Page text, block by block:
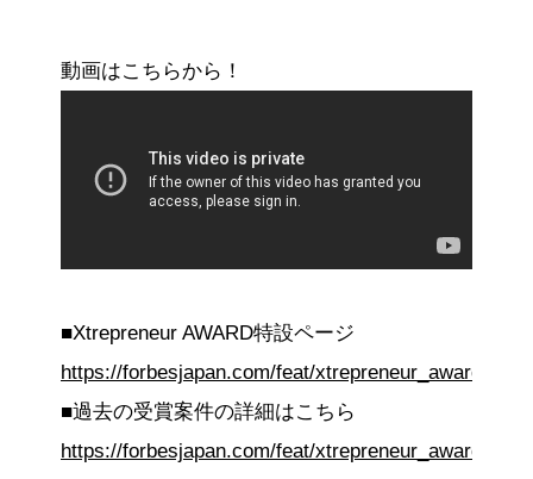
動画はこちらから！
■Xtrepreneur AWARD特設ページ
https://forbesjapan.com/feat/xtrepreneur_award/
■過去の受賞案件の詳細はこちら
https://forbesjapan.com/feat/xtrepreneur_award/